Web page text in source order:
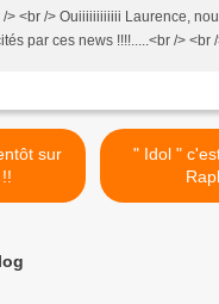
/> <br /> Ouiiiiiiiiiiii Laurence,
par ces news !!!!.....<br /> <br
" Idol "